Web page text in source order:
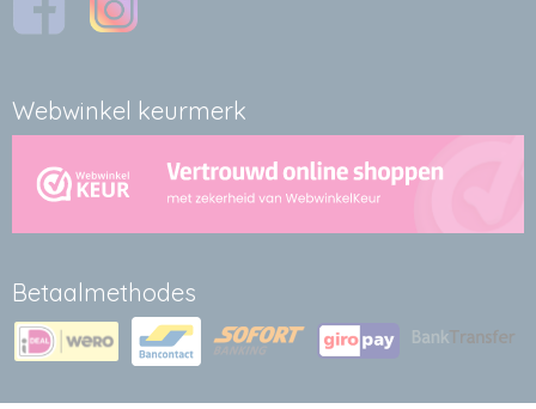
Webwinkel keurmerk
Betaalmethodes